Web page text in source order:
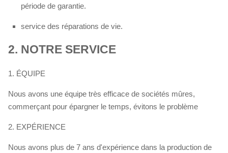
période de garantie.
service des réparations de vie.
2. NOTRE SERVICE
1. ÉQUIPE
Nous avons une équipe très efficace de sociétés mûres,
commerçant pour épargner le temps, évitons le problème
2. EXPÉRIENCE
Nous avons plus de 7 ans d'expérience dans la production de